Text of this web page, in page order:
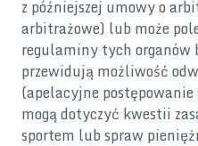
z późniejszej umowy o
arbitrażowe) lub może
regulaminy tych organów
przewidują możliwość
(apelacyjne
mogą dotyczyć kwestii
sportem lub spraw